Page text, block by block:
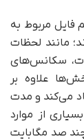
فایل مربوط به
مانند لحظات
سکانس‌های
علاوه بر
می‌کند و مدت
از موارد
صد مگابایت